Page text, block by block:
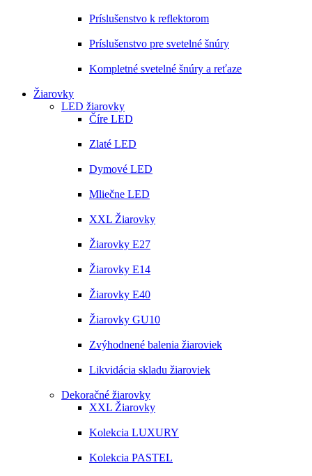
Príslušenstvo k reflektorom
Príslušenstvo pre svetelné šnúry
Kompletné svetelné šnúry a reťaze
Žiarovky
LED žiarovky
Číre LED
Zlaté LED
Dymové LED
Mliečne LED
XXL Žiarovky
Žiarovky E27
Žiarovky E14
Žiarovky E40
Žiarovky GU10
Zvýhodnené balenia žiaroviek
Likvidácia skladu žiaroviek
Dekoračné žiarovky
XXL Žiarovky
Kolekcia LUXURY
Kolekcia PASTEL